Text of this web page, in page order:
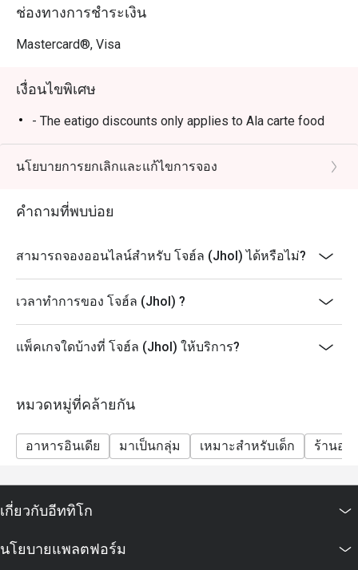
ช่องทางการชำระเงิน
Mastercard®, Visa
เงื่อนไขพิเศษ
- The eatigo discounts only applies to Ala carte food
นโยบายการยกเลิกและแก้ไขการจอง
คำถามที่พบบ่อย
สามารถจองออนไลน์สำหรับ โจฮ์ล (Jhol) ได้หรือไม่?
เวลาทำการของ โจฮ์ล (Jhol) ?
แพ็คเกจใดบ้างที่ โจฮ์ล (Jhol) ให้บริการ?
หมวดหมู่ที่คล้ายกัน
อาหารอินเดีย มาเป็นกลุ่ม เหมาะสำหรับเด็ก ร้านอา
เกี่ยวกับอีททิโก
นโยบายแพลตฟอร์ม